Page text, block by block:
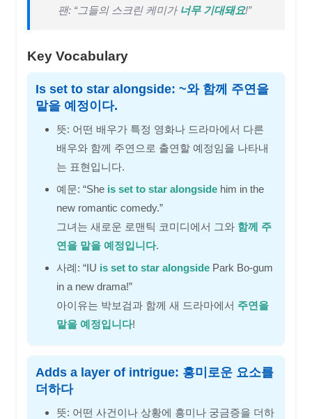
팬: “그들의 스크린 케미가 너무 기대돼요!”
Key Vocabulary
Is set to star alongside: ~와 함께 주연을
맡을 예정이다.
뜻: 어떤 배우가 특정 영화나 드라마에서 다른
배우와 함께 주연으로 출연할 예정임을 나타내
는 표현입니다.
예문: “She is set to star alongside him in the
new romantic comedy.”
그녀는 새로운 로맨틱 코미디에서 그와 함께 주
연을 맡을 예정입니다.
사례: “IU is set to star alongside Park Bo-gum
in a new drama!”
아이유는 박보검과 함께 새 드라마에서 주연을
맡을 예정입니다!
Adds a layer of intrigue: 흥미로운 요소를
더하다
뜻: 어떤 사건이나 상황에 흥미나 궁금증을 더하